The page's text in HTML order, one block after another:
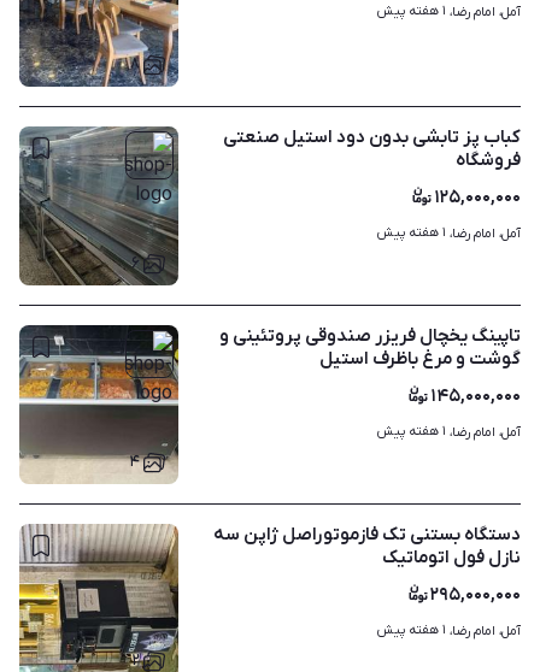
۸
آمل، امام رضا، ۱ هفته پیش
۶
کباب پز تابشی بدون دود استیل صنعتی
فروشگاه
۱۲۵,۰۰۰,۰۰۰
آمل، امام رضا، ۱ هفته پیش
۴
تاپینگ یخچال فریزر صندوقی پروتئینی و
گوشت و مرغ باظرف استیل
۱۴۵,۰۰۰,۰۰۰
آمل، امام رضا، ۱ هفته پیش
۲
دستگاه بستنی تک فازموتوراصل ژاپن سه
نازل فول اتوماتیک
۲۹۵,۰۰۰,۰۰۰
آمل، امام رضا، ۱ هفته پیش